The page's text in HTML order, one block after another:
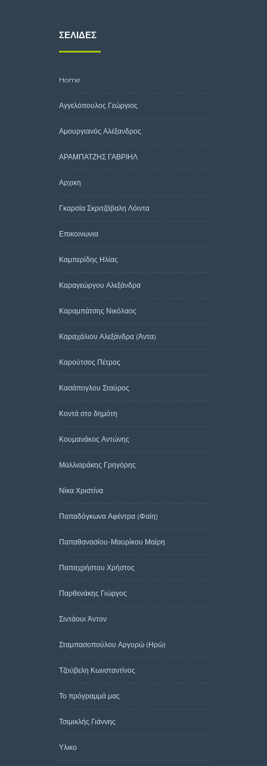
ΣΕΛΊΔΕΣ
Home
Αγγελόπουλος Γεώργιος
Αμουργιανός Αλέξανδρος
ΑΡΑΜΠΑΤΖΗΣ ΓΑΒΡΙΗΛ
Αρχικη
Γκαρσία Σκριτζόβαλη Λόιντα
Επικοινωνια
Καμπερίδης Ηλίας
Καραγεώργου Αλεξάνδρα
Καραμπάτσης Νικόλαος
Καραχάλιου Αλεξάνδρα (Άντα)
Καρούτσος Πέτρος
Κασάπογλου Σταύρος
Κοντά στο δημότη
Κουμανάκος Αντώνης
Μαλλιαράκης Γρηγόρης
Νίκα Χριστίνα
Παπαδόγκωνα Αφέντρα (Φαίη)
Παπαθανασίου-Μαυρίκου Μαίρη
Παπαχρήστου Χρήστος
Παρθενάκης Γιώργος
Σιντάουι Άντον
Σταμπασοπούλου Αργυρώ (Ηρώ)
Τζούβελη Κωνσταντίνος
Το πρόγραμμά μας
Τσιμικλής Γιάννης
Υλικο